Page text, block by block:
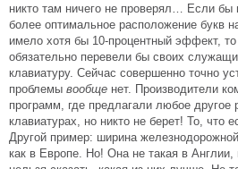
никто там ничего не проверял… Если бы
более оптимальное расположение букв
имело хотя бы 10-процентный эффект,
обязательно перевели бы своих
клавиатуру. Сейчас совершенно точно
проблемы вообще нет. Производители
программ, где предлагали любое другое
клавиатурах, но никто не берет! То, что
Другой пример: ширина
как в Европе. Но! Она не такая в